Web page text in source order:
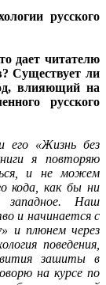
русского
дает читателю
Существует ли
влияющий на
русского
его «Жизнь без
я повторяю
и не можем
кода, как бы ни
западное. Наш
и начинается с
и плюнем через
поведения,
зашиты в
на курсе по